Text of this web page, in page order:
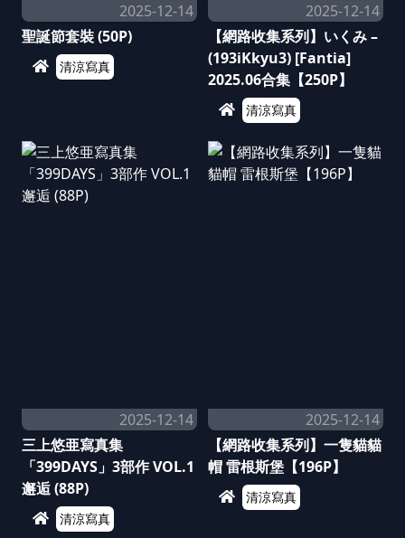
2025-12-14
聖誕節套裝 (50P)
清涼寫真
2025-12-14
【網路收集系列】いくみ –
(193iKkyu3) [Fantia]
2025.06合集【250P】
清涼寫真
2025-12-14
三上悠亜寫真集
「399DAYS」3部作 VOL.1
邂逅 (88P)
清涼寫真
2025-12-14
【網路收集系列】一隻貓貓
帽 雷根斯堡【196P】
清涼寫真